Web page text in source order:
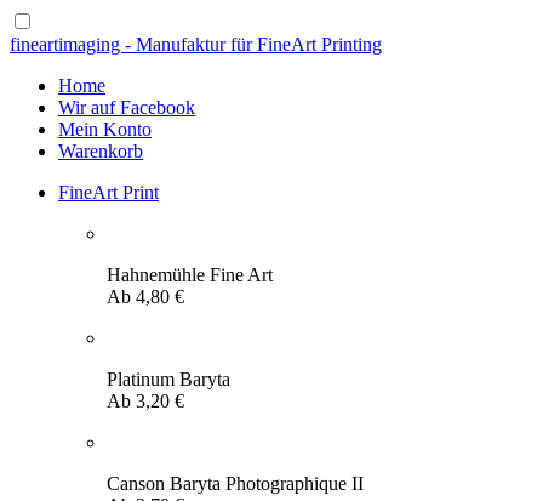
fineartimaging - Manufaktur für FineArt Printing
Home
Wir auf Facebook
Mein Konto
Warenkorb
FineArt Print
Hahnemühle Fine Art
Ab 4,80 €
Platinum Baryta
Ab 3,20 €
Canson Baryta Photographique II